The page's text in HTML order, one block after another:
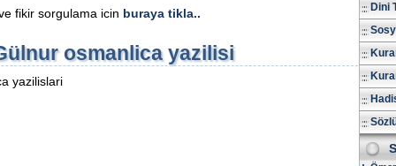
fikir sorgulama icin buraya tikla..
osmanlica yazilisi
yazilislari
Dini